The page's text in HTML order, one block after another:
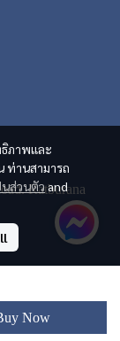
Now
ภาพและ
ท่านสามารถ
ส่วนตัว and
Ratburana
by MWE